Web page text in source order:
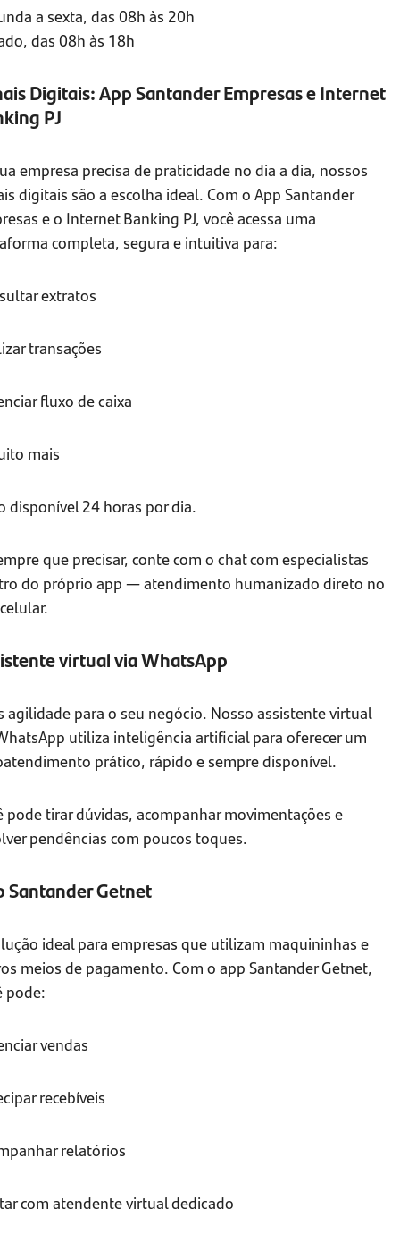
a sexta, das 08h às 20h
das 08h às 18h
Digitais: App Santander Empresas e Internet
PJ
empresa precisa de praticidade no dia a dia, nossos
digitais são a escolha ideal. Com o App Santander
e o Internet Banking PJ, você acessa uma
completa, segura e intuitiva para:
extratos
transações
fluxo de caixa
mais
disponível 24 horas por dia.
que precisar, conte com o chat com especialistas
do próprio app — atendimento humanizado direto no
virtual via WhatsApp
agilidade para o seu negócio. Nosso assistente virtual
utiliza inteligência artificial para oferecer um
prático, rápido e sempre disponível.
pode tirar dúvidas, acompanhar movimentações e
pendências com poucos toques.
Santander Getnet
ideal para empresas que utilizam maquininhas e
meios de pagamento. Com o app Santander Getnet,
pode:
vendas
recebíveis
relatórios
com atendente virtual dedicado